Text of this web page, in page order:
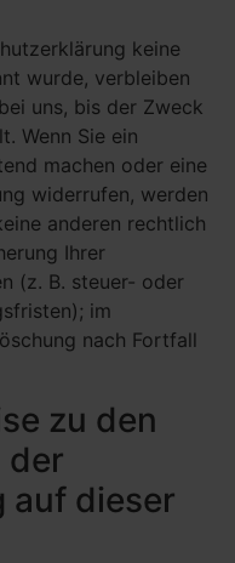
keine
wurde, verbleiben
uns, bis der Zweck
Wenn Sie ein
machen oder eine
widerrufen, werden
anderen rechtlich
Ihrer
(z. B. steuer- oder
im
nach Fortfall
zu den
der
auf dieser